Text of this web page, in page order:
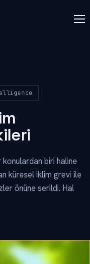
biri haline
küresel iklim grevi ile
önüne serildi. Hal